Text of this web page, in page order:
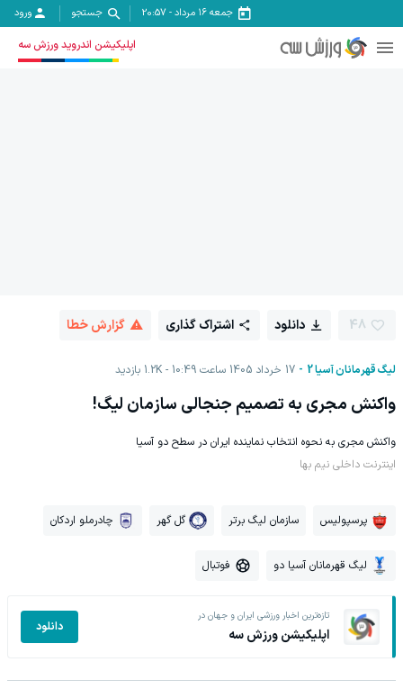
جمعه ۱۶ مرداد -
20:57 جستجو ورود
اپلیکیشن اندروید ورزش سه
لیگ قهرمانان آسیا 2 17 خرداد 1405 ساعت 10:49 1.2K بازدید
48 دانلود اشتراک گذاری گزارش خطا
واکنش مجری به تصمیم جنجالی سازمان لیگ!
واکنش مجری به نحوه انتخاب نماینده ایران در سطح دو آسیا
اینترنت داخلی نیم بها
پرسپولیس سازمان لیگ برتر گل گهر چادرملو اردکان
لیگ قهرمانان آسیا دو فوتبال
تازه‌ترین اخبار ورزشی ایران و جهان در
اپلیکیشن ورزش سه دانلود